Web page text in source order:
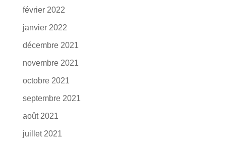
février 2022
janvier 2022
décembre 2021
novembre 2021
octobre 2021
septembre 2021
août 2021
juillet 2021